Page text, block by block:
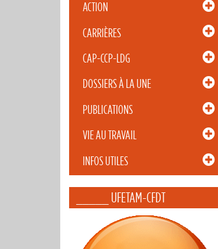
ACTION
CARRIÈRES
CAP-CCP-LDG
DOSSIERS À LA UNE
PUBLICATIONS
VIE AU TRAVAIL
INFOS UTILES
_____ UFETAM-CFDT